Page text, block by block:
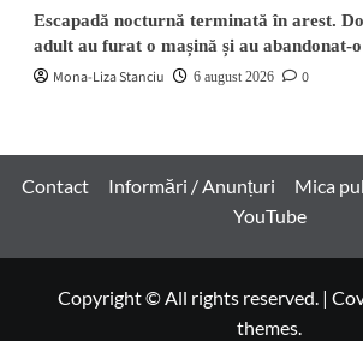
Escapadă nocturnă terminată în arest.
adult au furat o mașină și au abandonat-
Mona-Liza Stanciu 6 august 2026 0
Contact Informări / Anunțuri Mica
YouTube
Copyright © All rights reserved. |
themes.